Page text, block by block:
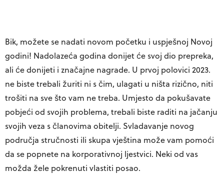
Bik, možete se nadati novom početku i uspješnoj Novoj
godini! Nadolazeća godina donijet će svoj dio prepreka,
ali će donijeti i značajne nagrade. U prvoj polovici 2023.
ne biste trebali žuriti ni s čim, ulagati u ništa rizično, niti
trošiti na sve što vam ne treba. Umjesto da pokušavate
pobjeći od svojih problema, trebali biste raditi na jačanju
svojih veza s članovima obitelji. Svladavanje novog
područja stručnosti ili skupa vještina može vam pomoći
da se popnete na korporativnoj ljestvici. Neki od vas
možda žele pokrenuti vlastiti posao.